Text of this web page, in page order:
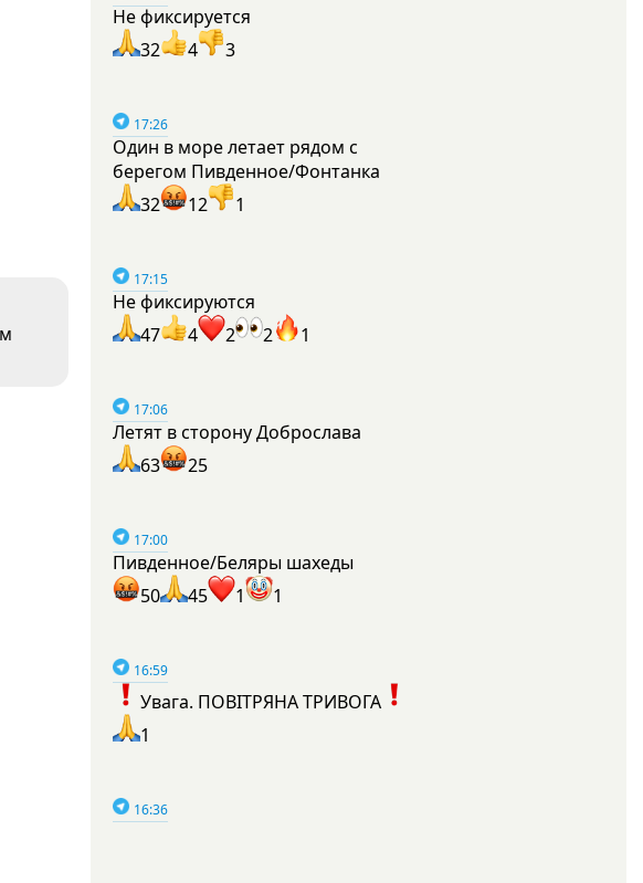
Не фиксируется
32
4 3
17:26
Один в море летает рядом с
берегом Пивденное/Фонтанка
32
12 1
17:15
Не фиксируются
47
4 2 2 1
17:06
Летят в сторону Доброслава
63
25
17:00
Пивденное/Беляры шахеды
50
45 1 1
16:59
Увага. ПОВІТРЯНА ТРИВОГА
1
16:36